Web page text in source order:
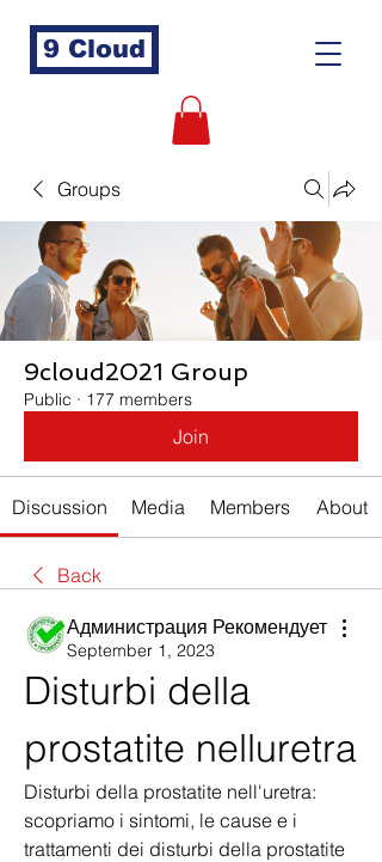
9 Cloud
Groups
9cloud2021 Group
Public · 177 members
Join
Discussion Media Members About
Back
Администрация Рекомендует
September 1, 2023
Disturbi della
prostatite nelluretra
Disturbi della prostatite nell'uretra:
scopriamo i sintomi, le cause e i
trattamenti dei disturbi della prostatite